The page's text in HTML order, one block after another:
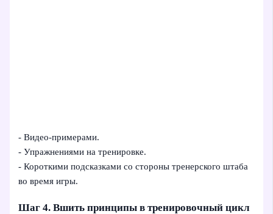
- Видео-примерами.
- Упражнениями на тренировке.
- Короткими подсказками со стороны тренерского штаба
во время игры.
Шаг 4. Вшить принципы в тренировочный цикл